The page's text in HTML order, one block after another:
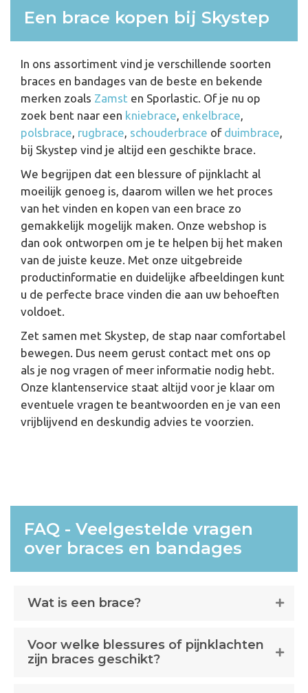
Een brace kopen bij Skystep
In ons assortiment vind je verschillende soorten
braces en bandages van de beste en bekende
merken zoals Zamst en Sporlastic. Of je nu op
zoek bent naar een kniebrace, enkelbrace,
polsbrace, rugbrace, schouderbrace of duimbrace,
bij Skystep vind je altijd een geschikte brace.
We begrijpen dat een blessure of pijnklacht al
moeilijk genoeg is, daarom willen we het proces
van het vinden en kopen van een brace zo
gemakkelijk mogelijk maken. Onze webshop is
dan ook ontworpen om je te helpen bij het maken
van de juiste keuze. Met onze uitgebreide
productinformatie en duidelijke afbeeldingen kunt
u de perfecte brace vinden die aan uw behoeften
voldoet.
Zet samen met Skystep, de stap naar comfortabel
bewegen. Dus neem gerust contact met ons op
als je nog vragen of meer informatie nodig hebt.
Onze klantenservice staat altijd voor je klaar om
eventuele vragen te beantwoorden en je van een
vrijblijvend en deskundig advies te voorzien.
FAQ - Veelgestelde vragen
over braces en bandages
Wat is een brace?
Voor welke blessures of pijnklachten
zijn braces geschikt?